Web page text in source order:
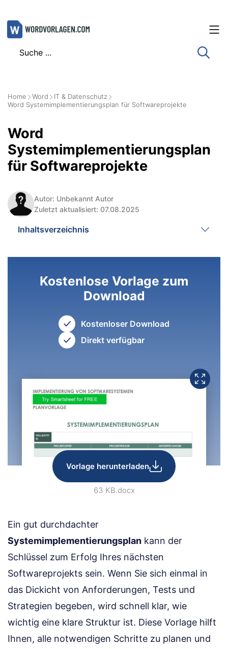
Zum
Inhalt
Home Word
IT & Datenschutz
Word Systemimplementierungsplan für Softwareprojekte
Word
Systemimplementierungsplan
für Softwareprojekte
Autor: Unbekannt Autor
Zuletzt aktualisiert: 07.08.2025
Inhaltsverzeichnis
Kostenlose Vorlage zum
Download
Kostenloser Download
Direkt verfügbar
Vorlage herunterladen
63 KB.docx
Ein gut durchdachter
Systemimplementierungsplan kann der
Schlüssel zum Erfolg Ihres nächsten
Softwareprojekts sein. Wenn Sie sich einmal in
das Dickicht von Anforderungen, Tests und
Strategien begeben, wird schnell klar, wie
wichtig eine klare Struktur ist. Diese Vorlage hilft
Ihnen, alle notwendigen Schritte zu planen und